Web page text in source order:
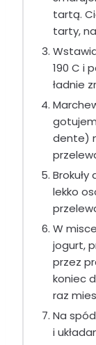
tartą.
tarty,
190 C i
ładnie
dente)
lekko
W
jogurt,
przez
koniec
raz
Na
i